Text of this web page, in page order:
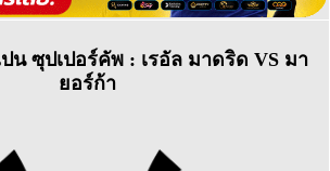
น ซุปเปอร์คัพ : เรอัล มาดริด VS มา
ยอร์ก้า